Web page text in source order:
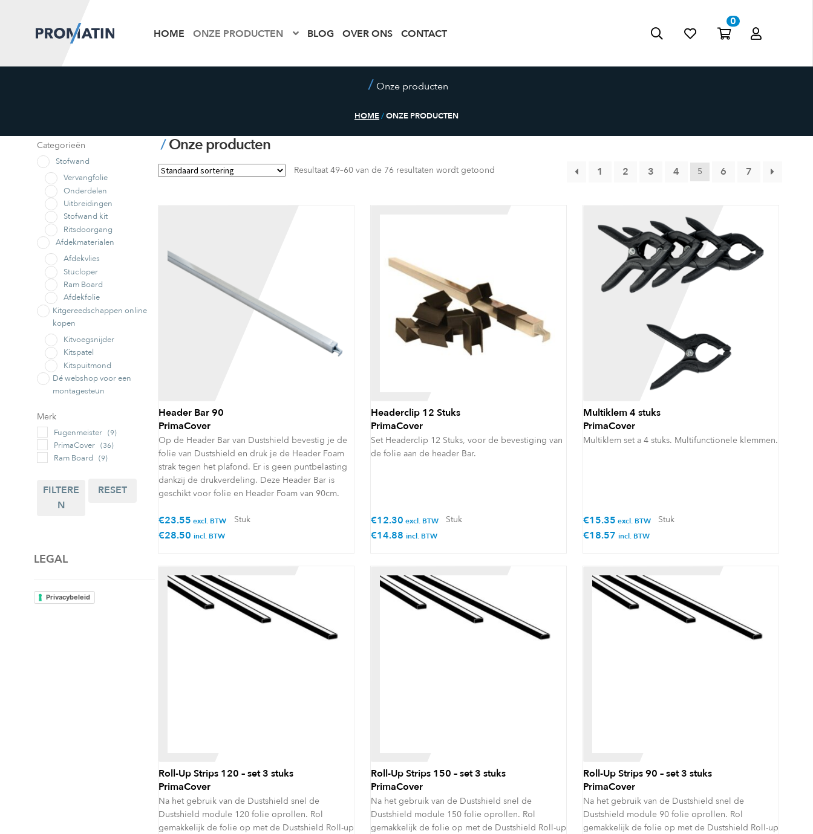
HOME ONZE PRODUCTEN BLOG OVER ONS CONTACT
0
Onze producten
HOME/ONZE PRODUCTEN
Onze producten
Resultaat 49–60 van de 76 resultaten wordt getoond 1 2 3 4 5 6 7
Header Bar 90
PrimaCover
Op de Header Bar van Dustshield bevestig je de
folie van Dustshield en druk je de Header Foam
strak tegen het plafond. Er is geen puntbelasting
dankzij de drukverdeling. Deze Header Bar is
geschikt voor folie en Header Foam van 90cm.
€23.55 excl. BTW
€28.50 incl. BTW
Stuk
Headerclip 12 Stuks
PrimaCover
Set Headerclip 12 Stuks, voor de bevestiging van
de folie aan de header Bar.
€12.30 excl. BTW
€14.88 incl. BTW
Stuk
Multiklem 4 stuks
PrimaCover
Multiklem set a 4 stuks. Multifunctionele klemmen.
€15.35 excl. BTW
€18.57 incl. BTW
Stuk
Roll-Up Strips 120 – set 3 stuks
PrimaCover
Na het gebruik van de Dustshield snel de
Dustshield module 120 folie oprollen. Rol
gemakkelijk de folie op met de Dustshield Roll-up
Roll-Up Strips 150 – set 3 stuks
PrimaCover
Na het gebruik van de Dustshield snel de
Dustshield module 150 folie oprollen. Rol
gemakkelijk de folie op met de Dustshield Roll-up
Roll-Up Strips 90 – set 3 stuks
PrimaCover
Na het gebruik van de Dustshield snel de
Dustshield module 90 folie oprollen. Rol
gemakkelijk de folie op met de Dustshield Roll-up
Categorieën
Stofwand
Vervangfolie
Onderdelen
Uitbreidingen
Stofwand kit
Ritsdoorgang
Afdekmaterialen
Afdekvlies
Stucloper
Ram Board
Afdekfolie
Kitgereedschappen online
kopen
Kitvoegsnijder
Kitspatel
Kitspuitmond
Dé webshop voor een
montagesteun
Verpakking
Wikkelfolie
Afvalverzameling
Beschermprofiel
L-profiel FOAM
Ram Board
Merk
Fugenmeister (9)
PrimaCover (36)
Ram Board (9)
FILTERE
N
RESET
LEGAL
Privacybeleid